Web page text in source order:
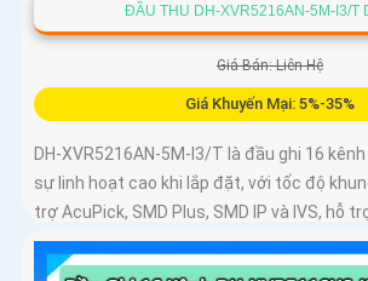
ĐẦU THU DH-XVR5216AN-5M-I3/T
Giá Bán: Liên Hệ
Giá Khuyến Mại: 5%-35%
DH-XVR5216AN-5M-I3/T là đầu ghi 16
sự linh hoạt cao khi lắp đặt, với tốc độ
trợ AcuPick, SMD Plus, SMD IP và IVS, hỗ
minh đến 24 kênh, đầu ghi có thể lắp 2 ổ
nén AI-Coding và H